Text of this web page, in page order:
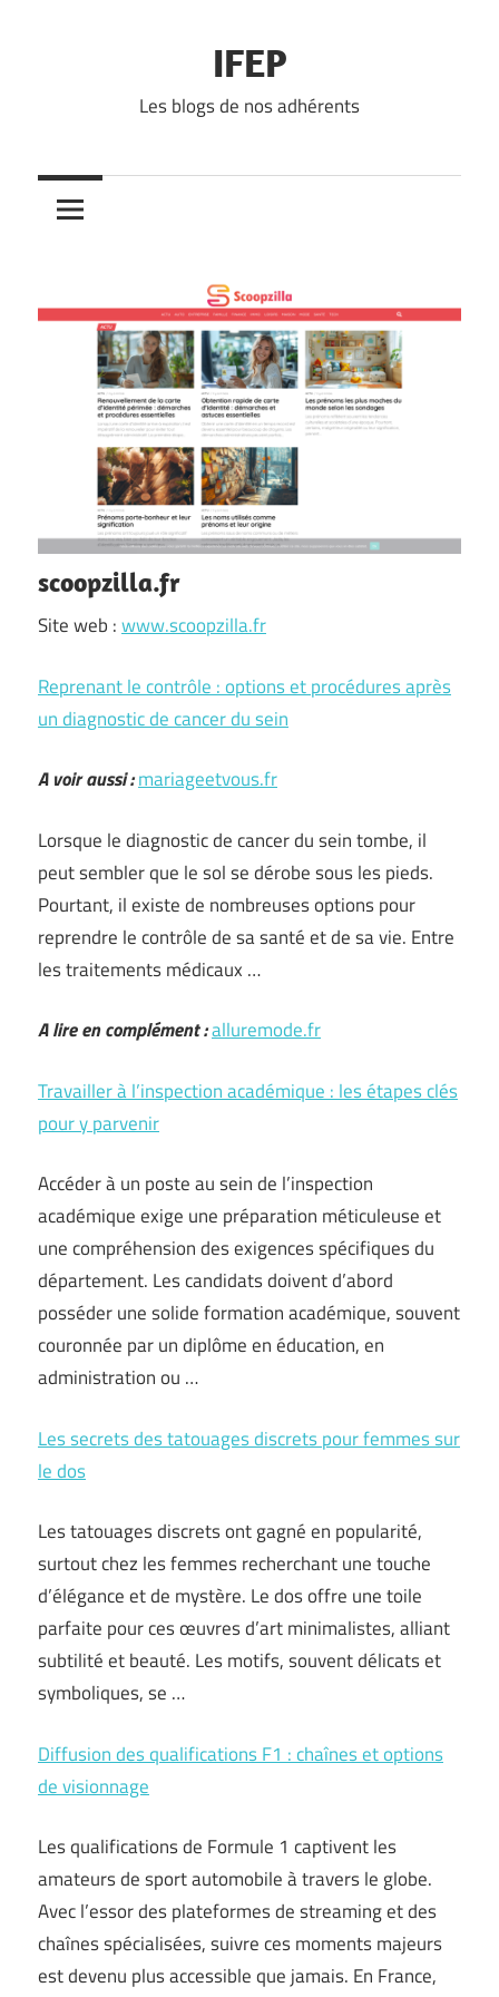
IFEP
Les blogs de nos adhérents
scoopzilla.fr
Site web :www.scoopzilla.fr
Reprenant le contrôle : options et procédures après
un diagnostic de cancer du sein
A voir aussi :mariageetvous.fr
Lorsque le diagnostic de cancer du sein tombe, il
peut sembler que le sol se dérobe sous les pieds.
Pourtant, il existe de nombreuses options pour
reprendre le contrôle de sa santé et de sa vie. Entre
les traitements médicaux …
A lire en complément :alluremode.fr
Travailler à l’inspection académique : les étapes clés
pour y parvenir
Accéder à un poste au sein de l’inspection
académique exige une préparation méticuleuse et
une compréhension des exigences spécifiques du
département. Les candidats doivent d’abord
posséder une solide formation académique, souvent
couronnée par un diplôme en éducation, en
administration ou …
Les secrets des tatouages discrets pour femmes sur
le dos
Les tatouages discrets ont gagné en popularité,
surtout chez les femmes recherchant une touche
d’élégance et de mystère. Le dos offre une toile
parfaite pour ces œuvres d’art minimalistes, alliant
subtilité et beauté. Les motifs, souvent délicats et
symboliques, se …
Diffusion des qualifications F1 : chaînes et options
de visionnage
Les qualifications de Formule 1 captivent les
amateurs de sport automobile à travers le globe.
Avec l’essor des plateformes de streaming et des
chaînes spécialisées, suivre ces moments majeurs
est devenu plus accessible que jamais. En France,